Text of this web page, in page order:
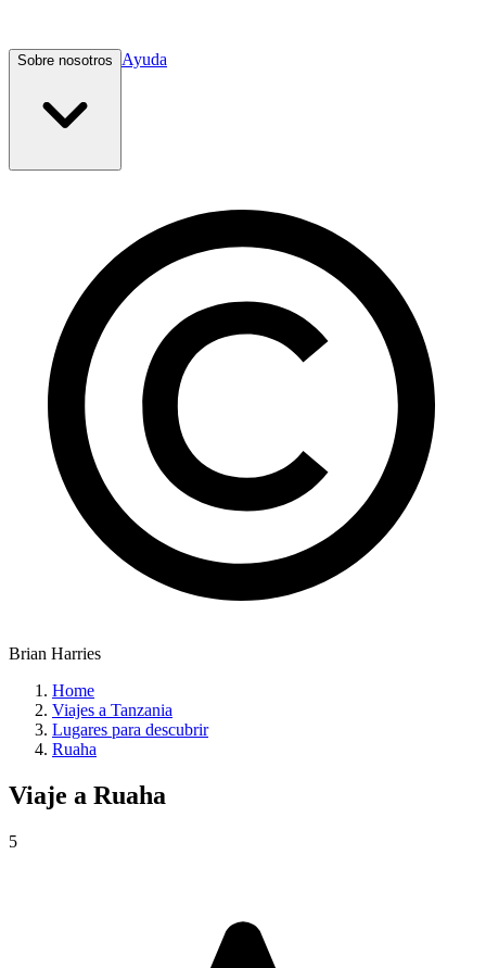
Sobre nosotros Ayuda
Brian Harries
Home
Viajes a Tanzania
Lugares para descubrir
Ruaha
Viaje a Ruaha
5